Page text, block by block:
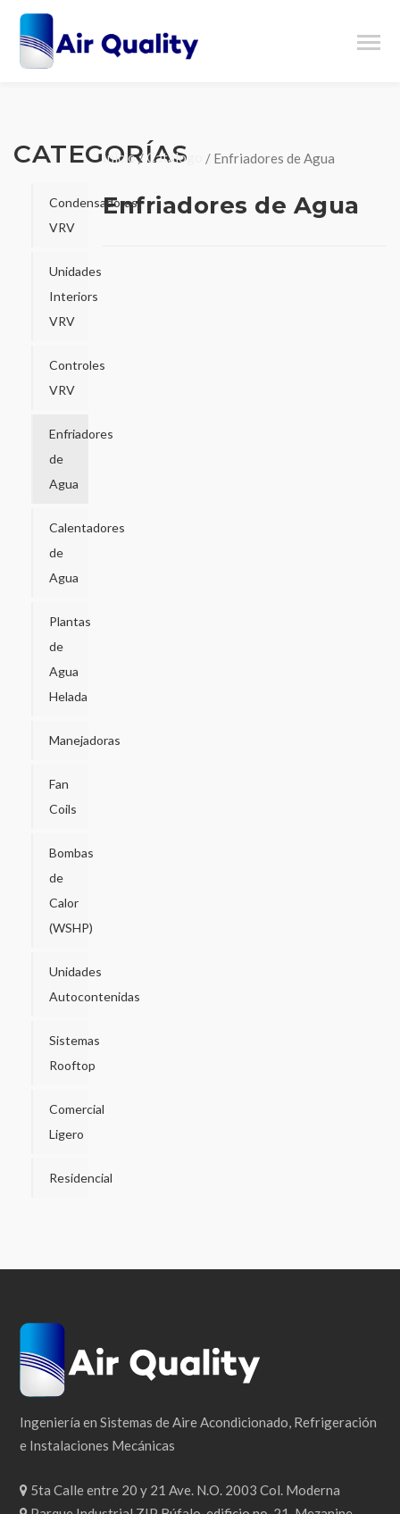
CATEGORÍAS
Condensadoras
VRV
Unidades
Interiors
VRV
Controles
VRV
Enfriadores
de
Agua
Calentadores
de
Agua
Plantas
de
Agua
Helada
Manejadoras
Fan
Coils
Bombas
de
Calor
(WSHP)
Unidades
Autocontenidas
Sistemas
Rooftop
Comercial
Ligero
Residencial
Inicio/ Catálogo / Enfriadores de Agua
Enfriadores de Agua
Ingeniería en Sistemas de Aire Acondicionado, Refrigeración
e Instalaciones Mecánicas
5ta Calle entre 20 y 21 Ave. N.O. 2003 Col. Moderna